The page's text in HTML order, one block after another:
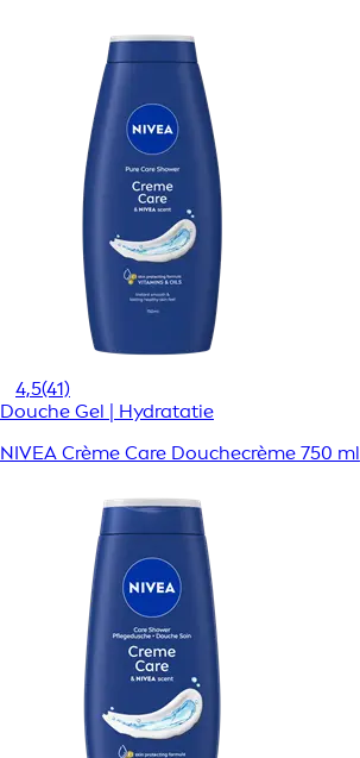
4,5(41)
Douche Gel | Hydratatie
NIVEA Crème Care Douchecrème 750 ml